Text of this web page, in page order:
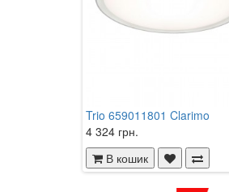
Trio 659011801 Clarimo
4 324 грн.
В кошик